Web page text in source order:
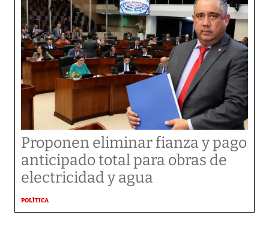
Proponen eliminar fianza y pago
anticipado total para obras de
electricidad y agua
POLÍTICA